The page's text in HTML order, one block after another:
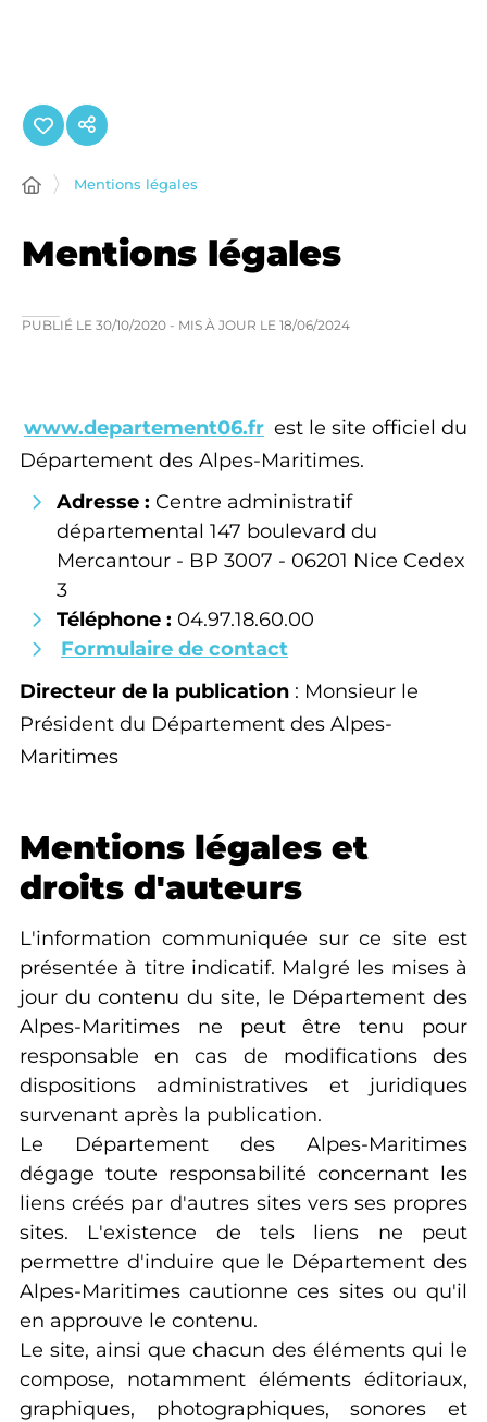
Mentions légales
Mentions légales
PUBLIÉ LE 30/10/2020 - MIS À JOUR LE 18/06/2024
www.departement06.fr est le site officiel du
Département des Alpes-Maritimes.
Adresse : Centre administratif
départemental 147 boulevard du
Mercantour - BP 3007 - 06201 Nice Cedex
3
Téléphone : 04.97.18.60.00
Formulaire de contact
Directeur de la publication : Monsieur le
Président du Département des Alpes-
Maritimes
Mentions légales et
droits d'auteurs
L'information communiquée sur ce site est
présentée à titre indicatif. Malgré les mises à
jour du contenu du site, le Département des
Alpes-Maritimes ne peut être tenu pour
responsable en cas de modifications des
dispositions administratives et juridiques
survenant après la publication.
Le Département des Alpes-Maritimes
dégage toute responsabilité concernant les
liens créés par d'autres sites vers ses propres
sites. L'existence de tels liens ne peut
permettre d'induire que le Département des
Alpes-Maritimes cautionne ces sites ou qu'il
en approuve le contenu.
Le site, ainsi que chacun des éléments qui le
compose, notamment éléments éditoriaux,
graphiques, photographiques, sonores et